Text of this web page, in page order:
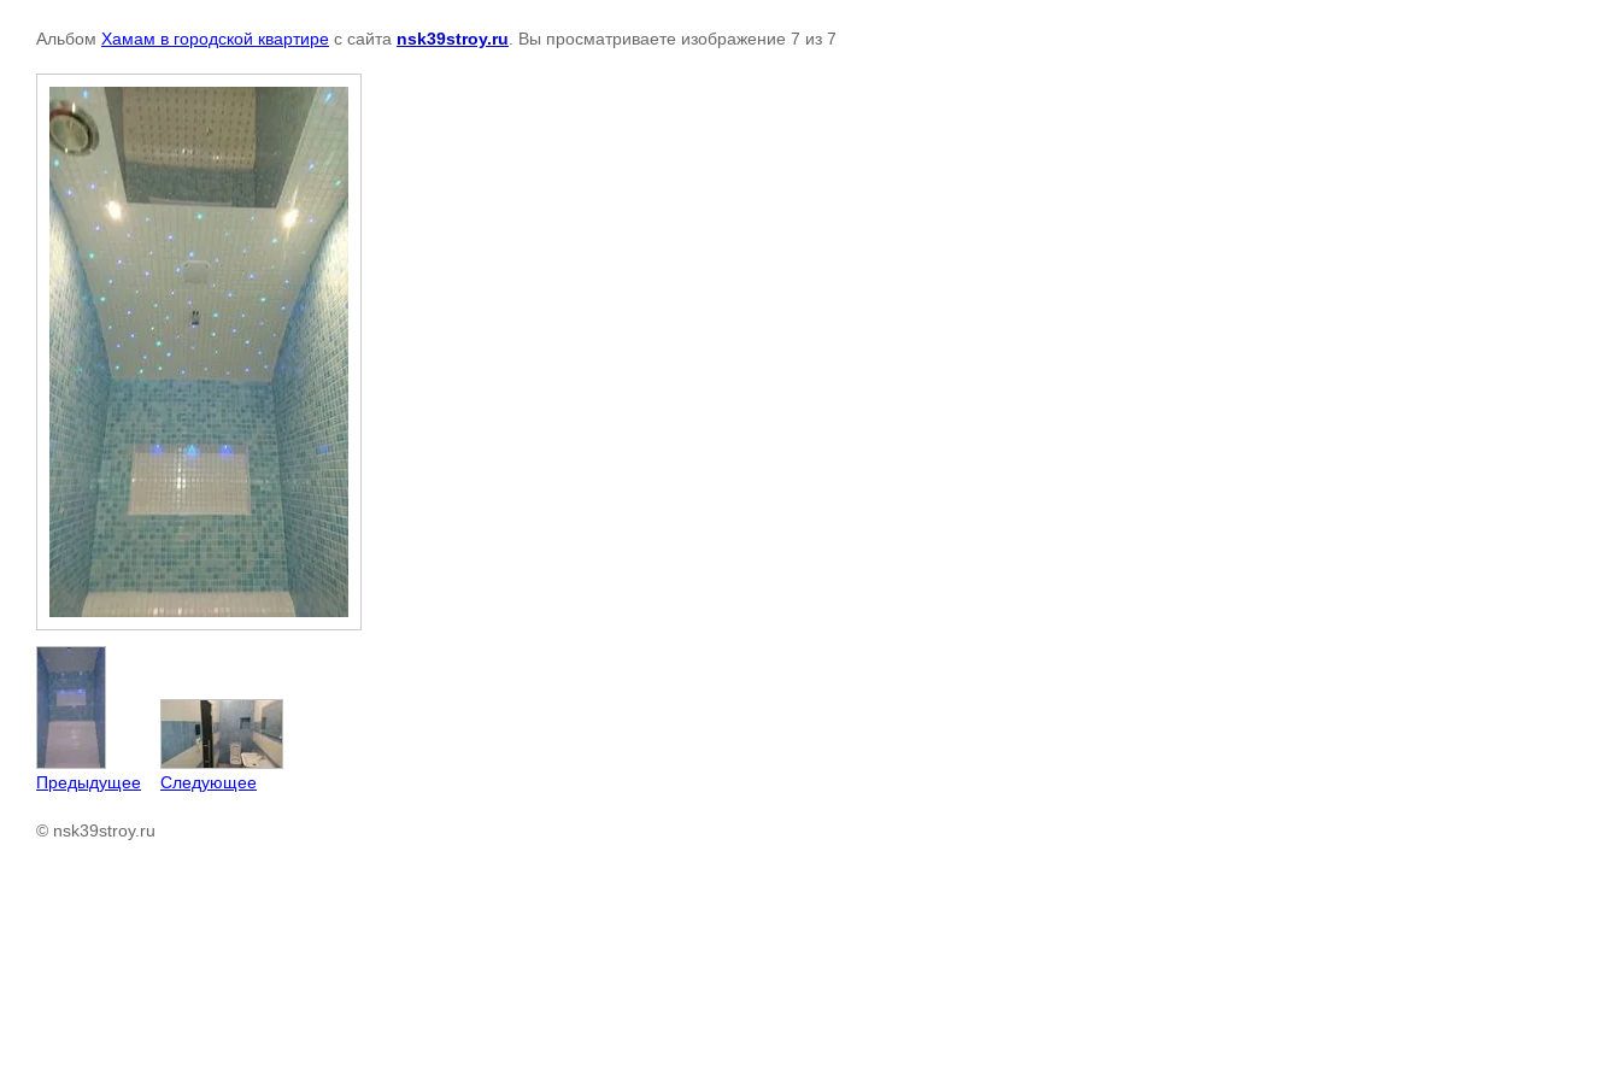
Альбом Хамам в городской квартире с сайта nsk39stroy.ru . Вы просматриваете изображение 7 из 7
Предыдущее Следующее
© nsk39stroy.ru